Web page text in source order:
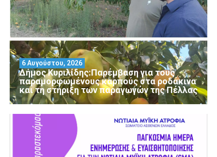
Δήμος Κυριλίδης:Παρέμβαση για τους
παραμορφωμένους καρπούς στα ροδάκινα
και τη στήριξη των παραγωγών της Πέλλας
6 Αυγούστου, 2026